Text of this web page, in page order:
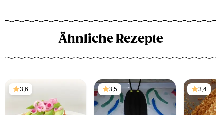
Ähnliche Rezepte
3,6 3,5 3,4